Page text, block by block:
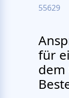
55629
für
dem